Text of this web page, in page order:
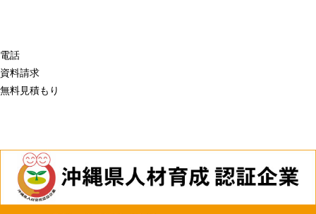
電話
資料請求
無料見積もり